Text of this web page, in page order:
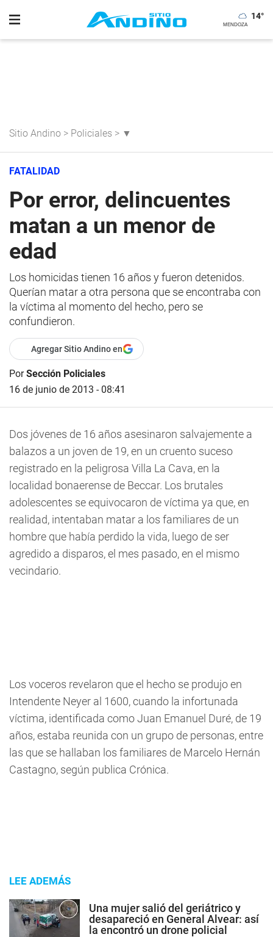
14°
Sitio Andino > Policiales > ▼
FATALIDAD
Por error, delincuentes
matan a un menor de
edad
Los homicidas tienen 16 años y fueron detenidos.
Querían matar a otra persona que se encontraba con
la víctima al momento del hecho, pero se
confundieron.
Agregar Sitio Andino en
PorSección Policiales
16 de junio de 2013 - 08:41
Dos jóvenes de 16 años asesinaron salvajemente a
balazos a un joven de 19, en un cruento suceso
registrado en la peligrosa Villa La Cava, en la
localidad bonaerense de Beccar. Los brutales
adolescentes se equivocaron de víctima ya que, en
realidad, intentaban matar a los familiares de un
hombre que había perdido la vida, luego de ser
agredido a disparos, el mes pasado, en el mismo
vecindario.
Los voceros revelaron que el hecho se produjo en
Intendente Neyer al 1600, cuando la infortunada
víctima, identificada como Juan Emanuel Duré, de 19
años, estaba reunida con un grupo de personas, entre
las que se hallaban los familiares de Marcelo Hernán
Castagno, según publica Crónica.
LEE ADEMÁS
Una mujer salió del geriátrico y
desapareció en General Alvear: así
la encontró un drone policial